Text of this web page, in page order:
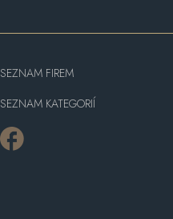
SEZNAM FIREM
SEZNAM KATEGORIÍ